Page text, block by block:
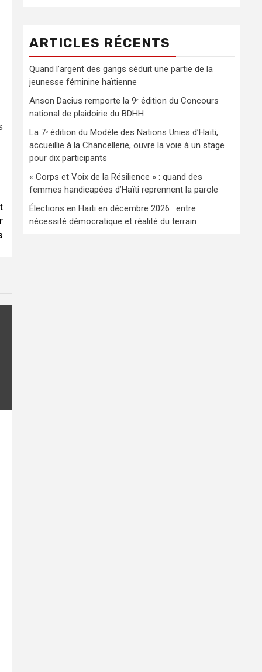
ARTICLES RÉCENTS
Quand l’argent des gangs séduit une partie de la
jeunesse féminine haïtienne
Anson Dacius remporte la 9ᵉ édition du Concours
national de plaidoirie du BDHH
La 7ᵉ édition du Modèle des Nations Unies d’Haïti,
accueillie à la Chancellerie, ouvre la voie à un stage
pour dix participants
« Corps et Voix de la Résilience » : quand des
femmes handicapées d’Haïti reprennent la parole
Élections en Haïti en décembre 2026 : entre
nécessité démocratique et réalité du terrain